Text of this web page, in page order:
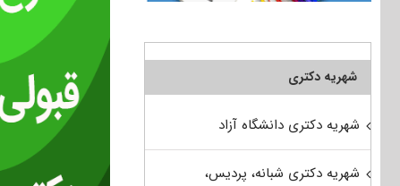
شهریه دکتری
شهریه دکتری دانشگاه آزاد
شهریه دکتری شبانه، پردیس،